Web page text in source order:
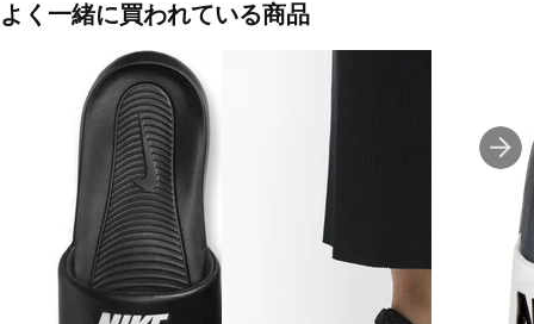
よく一緒に買われている商品